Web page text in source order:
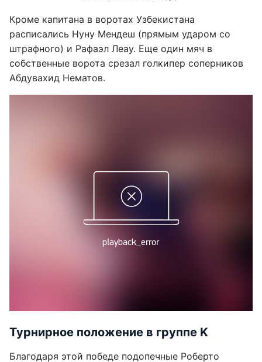
Кроме капитана в воротах Узбекистана
расписались Нуну Мендеш (прямым ударом со
штрафного) и Рафаэл Леау. Еще один мяч в
собственные ворота срезал голкипер соперников
Абдувахид Нематов.
Турнирное положение в группе K
Благодаря этой победе подопечные Роберто